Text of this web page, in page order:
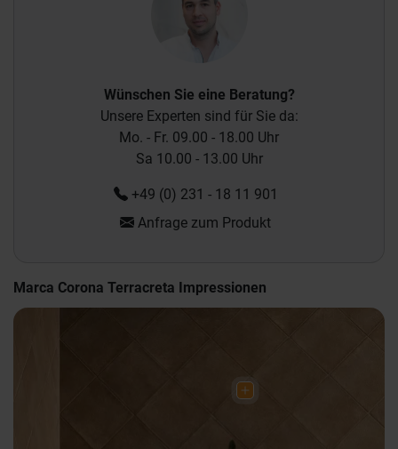
Wünschen Sie eine Beratung?
Unsere Experten sind für Sie da:
Mo. - Fr. 09.00 - 18.00 Uhr
Sa 10.00 - 13.00 Uhr
+49 (0) 231 - 18 11 901
Anfrage zum Produkt
Marca Corona Terracreta Impressionen